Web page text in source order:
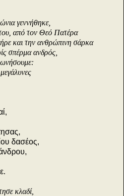
γεννήθηκε,
από τον Θεό Πατέρα
και την ανθρώπινη σάρκα
σπέρμα ανδρός,
δασέος,
κλαδί,